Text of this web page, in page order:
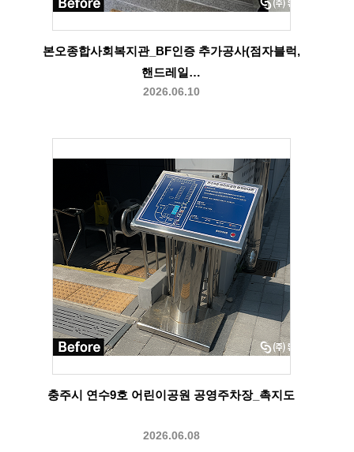
본오종합사회복지관_BF인증 추가공사(점자블럭,
핸드레일…
2026.06.10
충주시 연수9호 어린이공원 공영주차장_촉지도
2026.06.08